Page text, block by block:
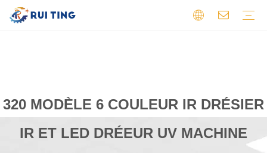
320 MODÈLE 6 COULEUR IR DRÉSIER
IR ET LED DRÉEUR UV MACHINE